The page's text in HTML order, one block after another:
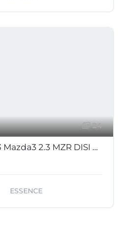
24
MAZDA MAZDA 3 Mazda3 2.3 MZR DISI Turbo - 260 2009 BERLINE MPS PHASE 1
ESSENCE